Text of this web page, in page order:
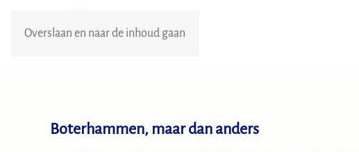
Overslaan en naar de inhoud gaan
Boterhammen, maar dan anders